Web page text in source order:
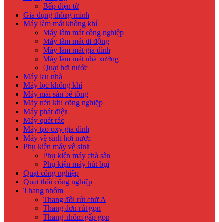
Bếp điện từ
Gia dụng thông minh
Máy làm mát không khí
Máy làm mát công nghiệp
Máy làm mát di động
Máy làm mát gia đình
Máy làm mát nhà xưởng
Quạt hơi nước
Máy lau nhà
Máy lọc không khí
Máy mài sàn bê tông
Máy nén khí công nghiệp
Máy phát điện
Máy quét rác
Máy tạo oxy gia đình
Máy vệ sinh hơi nước
Phụ kiện máy vệ sinh
Phụ kiện máy chà sàn
Phụ kiện máy hút bụi
Quạt công nghiệp
Quạt thổi công nghiệp
Thang nhôm
Thang đôi rút chữ A
Thang đơn rút gọn
Thang nhôm gấp gọn